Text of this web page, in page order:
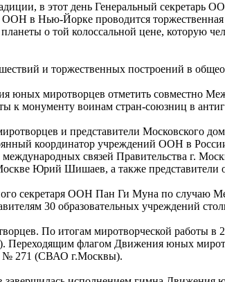
в этот день Генеральный секретарь
в Нью-Йорке проводится
о той колоссальной цене, которую
и торжественных построений в
юных миротворцев отметить совместно
к монументу воинам стран-союзниц в
и представители Московского
координатор учреждений ООН в
связей Правительства г.
Юрий Шишаев, а также представители
секретаря ООН Пан Ги Муна по случаю
30 образовательных учреждений
По итогам миротворческой работы в
флагом Движения юных
№ 271 (СВАО г.Москвы).